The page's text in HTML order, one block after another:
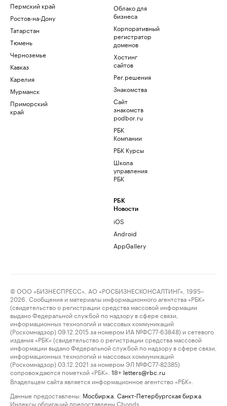
Пермский край
Ростов-на-Дону
Татарстан
Тюмень
Черноземье
Кавказ
Карелия
Мурманск
Приморский
край
Облако для
бизнеса
Корпоративный
регистратор
доменов
Хостинг
сайтов
Рег.решения
Знакомства
Сайт
знакомств
podbor.ru
РБК
Компании
РБК Курсы
Школа
управления
РБК
РБК
Новости
iOS
Android
AppGallery
© ООО «БИЗНЕСПРЕСС», АО «РОСБИЗНЕСКОНСАЛТИНГ», 1995–
2026. Сообщения и материалы информационного агентства «РБК»
(свидетельство о регистрации средства массовой информации
выдано Федеральной службой по надзору в сфере связи,
информационных технологий и массовых коммуникаций
(Роскомнадзор) 09.12.2015 за номером ИА №ФС77-63848) и сетевого
издания «РБК» (свидетельство о регистрации средства массовой
информации выдано Федеральной службой по надзору в сфере связи,
информационных технологий и массовых коммуникаций
(Роскомнадзор) 03.12.2021 за номером ЭЛ №ФС77-82385)
сопровождаются пометкой «РБК».
18+ letters@rbc.ru
Владельцем сайта является информационное агентство «РБК».
Данные предоставлены: Мосбиржа Санкт-Петербургская биржа
Индексы облигаций предоставлены Cbonds.